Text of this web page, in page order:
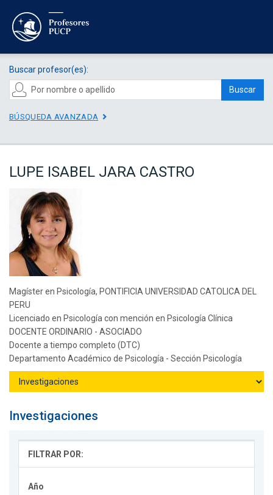
Buscar profesor(es):
Buscar
BÚSQUEDA AVANZADA
LUPE ISABEL JARA CASTRO
Magíster en Psicología, PONTIFICIA UNIVERSIDAD CATOLICA DEL
PERU
Licenciado en Psicología con mención en Psicología Clínica
DOCENTE ORDINARIO - ASOCIADO
Docente a tiempo completo (DTC)
Departamento Académico de Psicología - Sección Psicología
Investigaciones
FILTRAR POR:
Año